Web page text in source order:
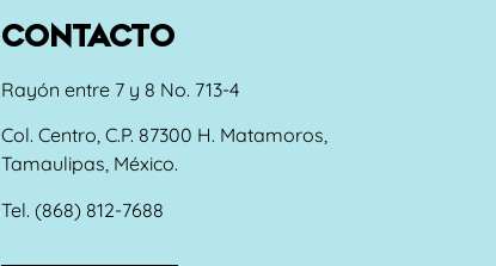
CONTACTO
Rayón entre 7 y 8 No. 713-4
Col. Centro, C.P. 87300 H. Matamoros,
Tamaulipas, México.
Tel. (868) 812-7688